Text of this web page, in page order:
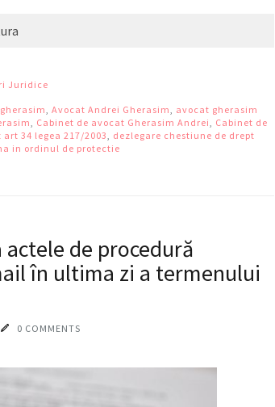
Juridice
, Avocat Andrei Gherasim, avocat gherasim
, Cabinet de avocat Gherasim Andrei, Cabinet de
34 legea 217/2003, dezlegare chestiune de drept
in ordinul de protectie
de procedură
în ultima zi a termenului
0 COMMENTS